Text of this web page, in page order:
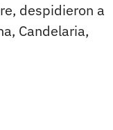
despidieron a
Candelaria,